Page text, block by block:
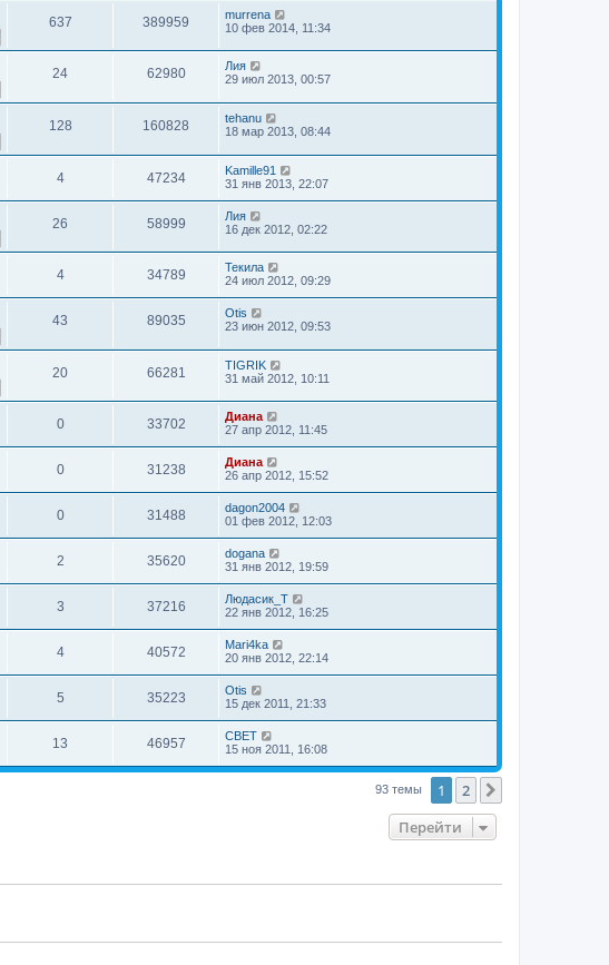
637 389959
murrena
10 фев 2014, 11:34
24 62980
Лия
29 июл 2013, 00:57
128 160828
tehanu
18 мар 2013, 08:44
4 47234
Kamille91
31 янв 2013, 22:07
26 58999
Лия
16 дек 2012, 02:22
4 34789
Текила
24 июл 2012, 09:29
43 89035
Otis
23 июн 2012, 09:53
20 66281
TIGRIK
31 май 2012, 10:11
0 33702
Диана
27 апр 2012, 11:45
0 31238
Диана
26 апр 2012, 15:52
0 31488
dagon2004
01 фев 2012, 12:03
2 35620
dogana
31 янв 2012, 19:59
3 37216
Людасик_Т
22 янв 2012, 16:25
4 40572
Mari4ka
20 янв 2012, 22:14
5 35223
Otis
15 дек 2011, 21:33
13 46957
CBET
15 ноя 2011, 16:08
93 темы 1 2
Перейти